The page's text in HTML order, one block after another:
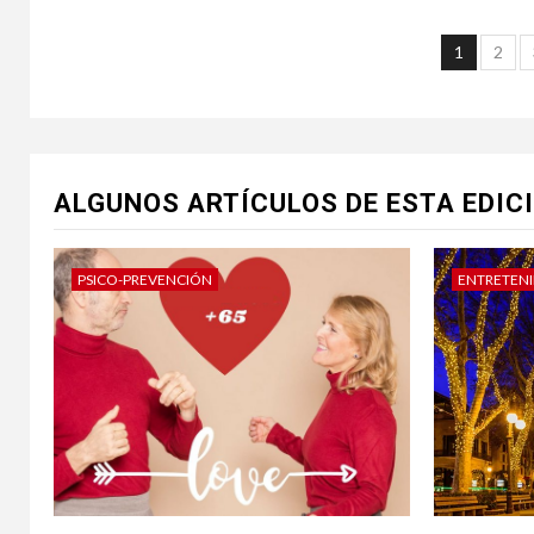
1 2
ALGUNOS ARTÍCULOS DE ESTA
PSICO-PREVENCIÓN